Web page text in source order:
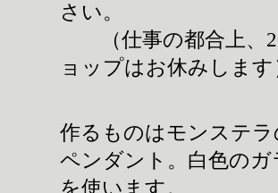
さい。
（仕事の都合上、
ョップはお休みします
作るものはモンステ
ペンダント。白色の
を使います。